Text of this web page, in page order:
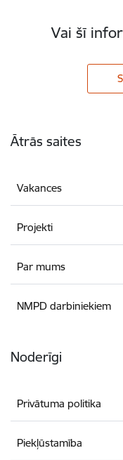
Vai šī
Ātrās saites
Vakances
Projekti
Par mums
NMPD darbiniekiem
Noderīgi
Privātuma politika
Piekļūstamība